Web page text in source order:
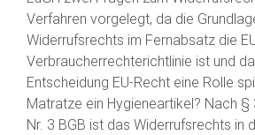
Verfahren vorgelegt, da die
Widerrufsrechts im Fernabsatz die
Verbraucherrechterichtlinie ist und
Entscheidung EU-Recht eine Rolle
Matratze ein Hygieneartikel? Nach §
Nr. 3 BGB ist das Widerrufsrechts in